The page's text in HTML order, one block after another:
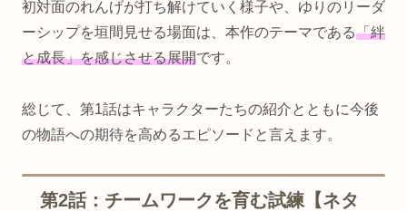
初対面のれんげが打ち解けていく様子や、ゆりのリーダ
ーシップを垣間見せる場面は、本作のテーマである「絆
と成長」を感じさせる展開です。
総じて、第1話はキャラクターたちの紹介とともに今後
の物語への期待を高めるエピソードと言えます。
第2話：チームワークを育む試練【ネタ